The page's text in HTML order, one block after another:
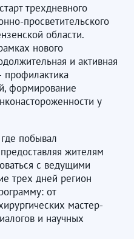
трехдневного
просветительского
области.
нового
и активная
профилактика
формирование
у
побывал
жителям
с ведущими
трех дней регион
от
мастер-
и научных